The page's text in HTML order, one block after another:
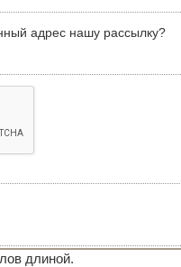
адрес нашу рассылку?
длиной.